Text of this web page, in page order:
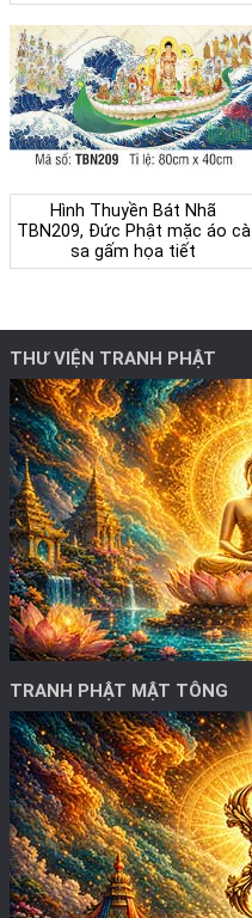
Hình Thuyền Bát Nhã
TBN209, Đức Phật mặc áo cà
sa gấm họa tiết
THƯ VIỆN TRANH PHẬT
TRANH PHẬT MẬT TÔNG